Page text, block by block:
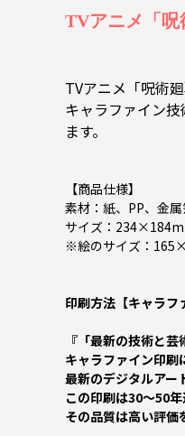
TVアニメ「呪
TVアニメ「呪術
キャラファイン
ます。
【商品仕様】
素材：紙、PP、金
サイズ：
※絵のサイズ：
印刷方法【キャラフ
『「最新の技術と
キャラファイン印刷
最新のデジタルアー
この印刷は30～50
その品質は高い評価